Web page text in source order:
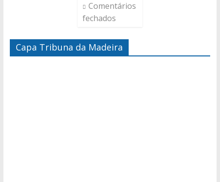
Comentários
fechados
Capa Tribuna da Madeira